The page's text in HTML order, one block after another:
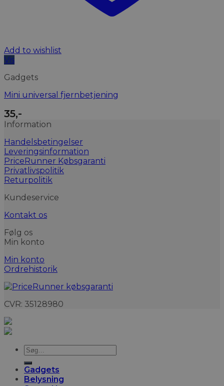
Add to wishlist
Vis
Gadgets
Mini universal fjernbetjening
35,-
Information
Handelsbetingelser
Leveringsinformation
PriceRunner Købsgaranti
Privatlivspolitik
Returpolitik
Kundeservice
Kontakt os
Følg os
Min konto
Min konto
Ordrehistorik
CVR: 35128980
Søg
efter:
Gadgets
Belysning